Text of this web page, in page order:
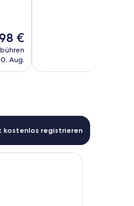
Der
98 €
Aug.
kostenlos registrieren